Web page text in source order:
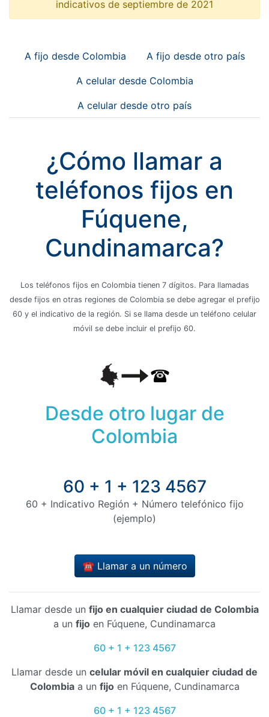
indicativos de septiembre de 2021
A fijo desde Colombia A fijo desde otro país
A celular desde Colombia
A celular desde otro país
¿Cómo llamar a
teléfonos fijos en
Fúquene,
Cundinamarca?
Los teléfonos fijos en Colombia tienen 7 dígitos. Para llamadas
desde fijos en otras regiones de Colombia se debe agregar el prefijo
60 y el indicativo de la región. Si se llama desde un teléfono celular
móvil se debe incluir el prefijo 60.
Desde otro lugar de
Colombia
60 + 1 + 123 4567
60 + Indicativo Región + Número telefónico fijo
(ejemplo)
☎️ Llamar a un número
Llamar desde un fijo en cualquier ciudad de Colombia
a un fijo en Fúquene, Cundinamarca
60 + 1 + 123 4567
Llamar desde un celular móvil en cualquier ciudad de
Colombiaa un fijoen Fúquene, Cundinamarca
60 + 1 + 123 4567